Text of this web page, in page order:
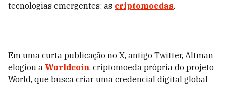
tecnologias emergentes: as criptomoedas.
Em uma curta publicação no X, antigo Twitter, Altman
elogiou a Worldcoin, criptomoeda própria do projeto
World, que busca criar uma credencial digital global